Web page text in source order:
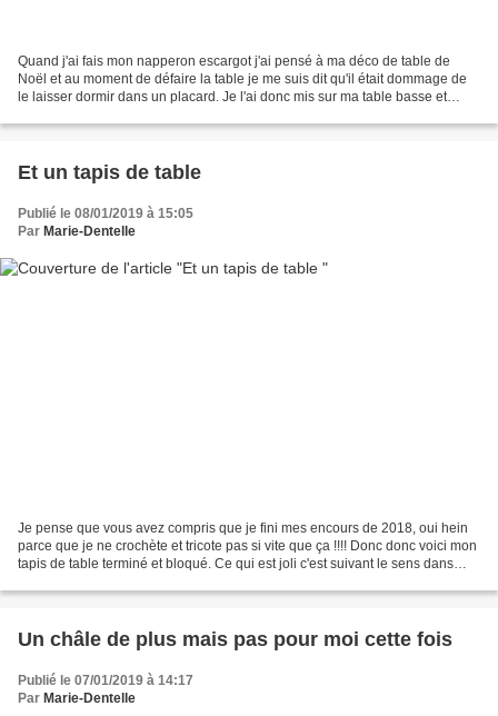
Quand j'ai fais mon napperon escargot j'ai pensé à ma déco de table de
Noël et au moment de défaire la table je me suis dit qu'il était dommage de
le laisser dormir dans un placard. Je l'ai donc mis sur ma table basse et
Et un tapis de table
Publié le 08/01/2019 à 15:05
Par Marie-Dentelle
Je pense que vous avez compris que je fini mes encours de 2018, oui hein
parce que je ne crochète et tricote pas si vite que ça !!!! Donc donc voici mon
tapis de table terminé et bloqué. Ce qui est joli c'est suivant le sens dans
Un châle de plus mais pas pour moi cette fois
Publié le 07/01/2019 à 14:17
Par Marie-Dentelle